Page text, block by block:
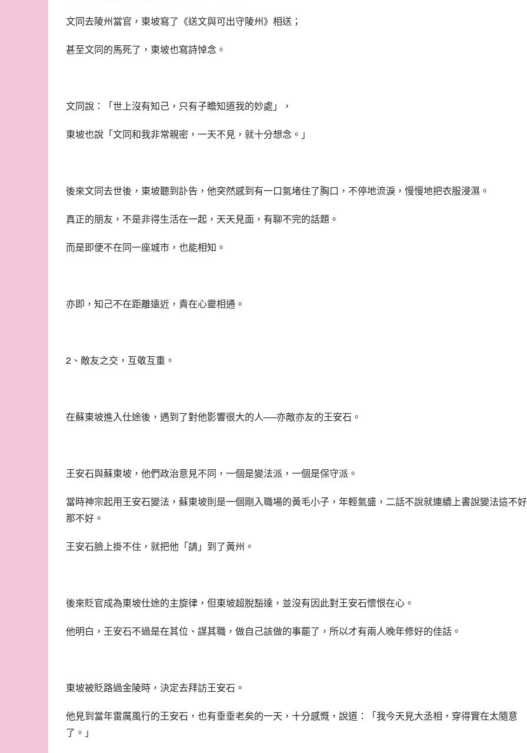
文同去陵州當官，東坡寫了《送文與可出守陵州》相送；
甚至文同的馬死了，東坡也寫詩悼念。
文同說：「世上沒有知己，只有子瞻知道我的妙處」，
東坡也說「文同和我非常親密，一天不見，就十分想念。」
後來文同去世後，東坡聽到訃告，他突然感到有一口氣堵住了胸口，不停地流淚，慢慢地把衣服浸濕。
真正的朋友，不是非得生活在一起，天天見面，有聊不完的話題。
而是即便不在同一座城市，也能相知。
亦即，知己不在距離遠近，貴在心靈相通。
2、敵友之交，互敬互重。
在蘇東坡進入仕途後，遇到了對他影響很大的人──亦敵亦友的王安石。
王安石與蘇東坡，他們政治意見不同，一個是變法派，一個是保守派。
當時神宗起用王安石變法，蘇東坡則是一個剛入職場的黃毛小子，年輕氣盛，二話不說就連續上書說變法這不
那不好。
王安石臉上掛不住，就把他「請」到了黃州。
後來貶官成為東坡仕途的主旋律，但東坡超脫豁達，並沒有因此對王安石懷恨在心。
他明白，王安石不過是在其位、謀其職，做自己該做的事罷了，所以才有兩人晚年修好的佳話。
東坡被貶路過金陵時，決定去拜訪王安石。
他見到當年雷厲風行的王安石，也有垂垂老矣的一天，十分感慨，說道：「我今天見大丞相，穿得實在太隨意
了。」